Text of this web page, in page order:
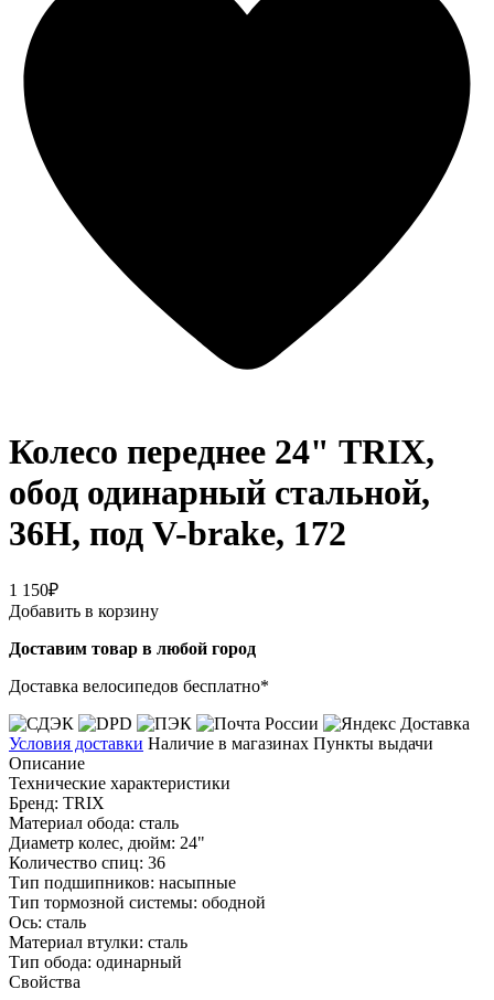
Колесо переднее 24" TRIX,
обод одинарный стальной,
36H, под V-brake, 172
1 150₽
Добавить в корзину
Доставим товар в любой город
Доставка велосипедов бесплатно*
Условия доставки Наличие в магазинах Пункты выдачи
Описание
Технические характеристики
Бренд: TRIX
Материал обода: сталь
Диаметр колес, дюйм: 24"
Количество спиц: 36
Тип подшипников: насыпные
Тип тормозной системы: ободной
Ось: сталь
Материал втулки: сталь
Тип обода: одинарный
Свойства